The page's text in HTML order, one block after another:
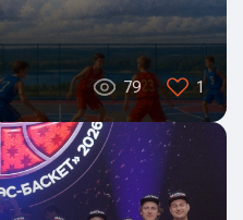
79 1